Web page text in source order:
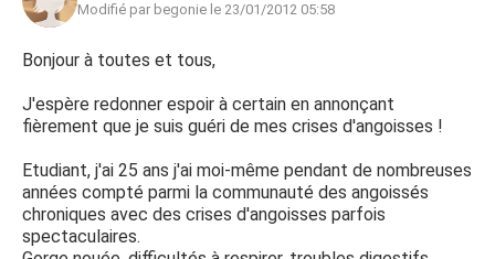
Modifié par begonie le 23/01/2012 05:58
Bonjour à toutes et tous,
J'espère redonner espoir à certain en annonçant
fièrement que je suis guéri de mes crises d'angoisses !
Etudiant, j'ai 25 ans j'ai moi-même pendant de nombreuses
années compté parmi la communauté des angoissés
chroniques avec des crises d'angoisses parfois
spectaculaires.